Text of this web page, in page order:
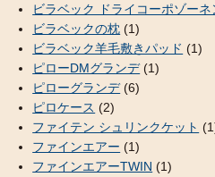
ビラベック ドライコーポゾー
ビラベックの枕 (1)
ビラベック羊毛敷きパッド (1)
ピローDMグランデ(1)
ピローグランデ(6)
ピロケース (2)
ファイテン シュリンクケット
ファインエアー (1)
ファインエアーTWIN (1)